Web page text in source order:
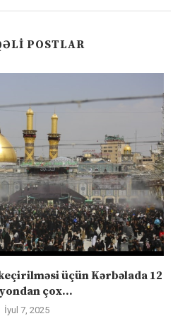
POSTLAR
üçün Kərbəlada 12
çox...
İyul 7, 2025